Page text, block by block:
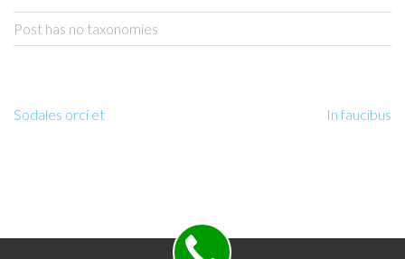
Post has no taxonomies
Sodales orci et In faucibus